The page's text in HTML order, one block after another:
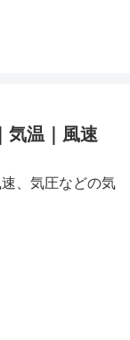
気温｜風速
、気圧などの気